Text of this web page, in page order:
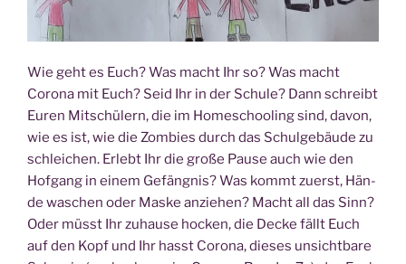
Wie geht es Euch? Was macht Ihr so? Was macht
Coro­na mit Euch? Seid Ihr in der Schu­le? Dann schreibt
Euren Mit­schü­lern, die im Home­schoo­ling sind, davon,
wie es ist, wie die Zom­bies durch das Schul­ge­bäu­de zu
schlei­chen. Erlebt Ihr die gro­ße Pau­se auch wie den
Hof­gang in einem Gefäng­nis? Was kommt zuerst, Hän­
de waschen oder Mas­ke anzie­hen? Macht all das Sinn?
Oder müsst Ihr zuhau­se hocken, die Decke fällt Euch
auf den Kopf und Ihr hasst Coro­na, die­ses unsicht­ba­re